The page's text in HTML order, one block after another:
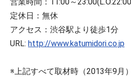
定休日：無休
アクセス：渋谷駅より徒歩1分
URL: http://www.katumidori.co.jp
※上記すべて取材時（2013年9月